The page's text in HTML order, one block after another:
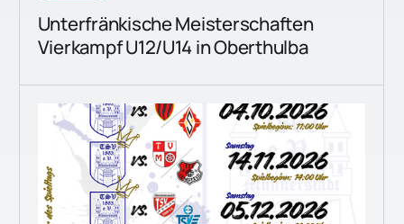
Unterfränkische Meisterschaften
Vierkampf U12/U14 in Oberthulba